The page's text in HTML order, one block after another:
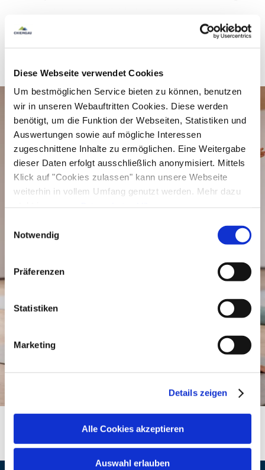
Diese Webseite verwendet Cookies
Um bestmöglichen Service bieten zu können, benutzen
wir in unseren Webauftritten Cookies. Diese werden
benötigt, um die Funktion der Webseiten, Statistiken und
Auswertungen sowie auf mögliche Interessen
zugeschnittene Inhalte zu ermöglichen. Eine Weitergabe
dieser Daten erfolgt ausschließlich anonymisiert. Mittels
Klick auf "Cookies zulassen" kann unsere Webseite
weiterhin in vollem Umfang genutzt werden. Mehr dazu
steht in unserer Datenschutzerklärung.
gelistet.
Notwendig
Präferenzen
Statistiken
Marketing
Details zeigen
Alle Cookies akzeptieren
Auswahl erlauben
Kräftigungsübungen werden Verspannungen
gelöst und Rückenbeschwerden vorgebeugt.
Körpergefühl. Die Einheiten sind
abwechslungsreich gestaltet und für
verschiedene Fitnesslevel geeignet. Zum
Abschluss jeder Stunde führt eine geführte
Entspannungseinheit zu mehr innerer Ruhe und
Gelassenheit. So verlässt du den Kurs gestärkt,
gelockert und mental ausgeglichen.
mehr lesen